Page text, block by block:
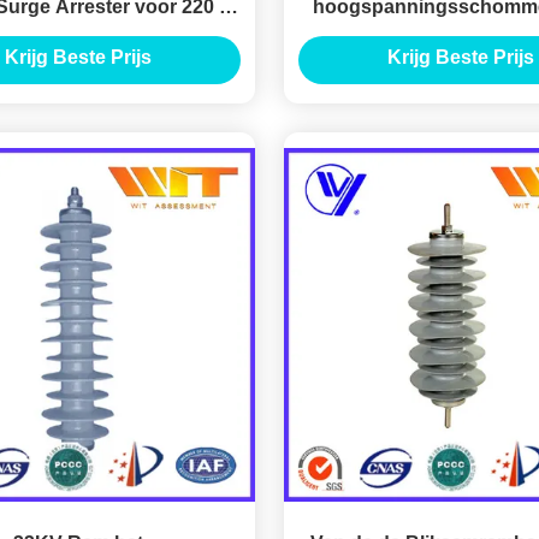
Arrester voor 220 kv
transmissielijn
Krijg Beste Prijs
Weerstanden D28
Metaaloxidefilm
Krijg Beste Prijs